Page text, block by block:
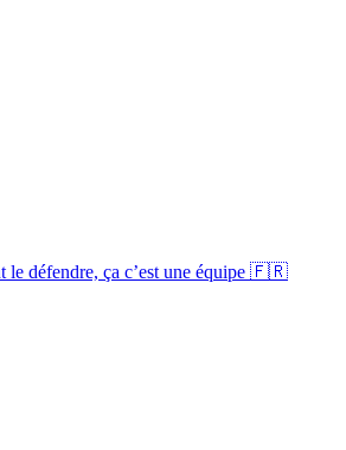
le défendre, ça c’est une équipe 🇫🇷